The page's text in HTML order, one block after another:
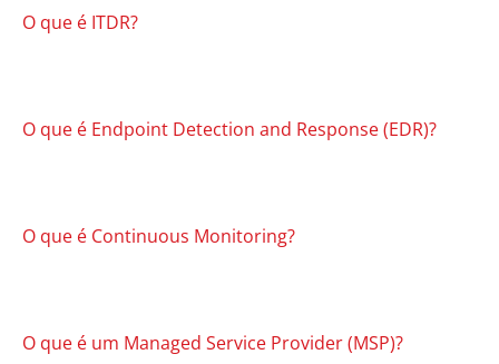
O que é ITDR?
O que é Endpoint Detection and Response (EDR)?
O que é Continuous Monitoring?
O que é um Managed Service Provider (MSP)?